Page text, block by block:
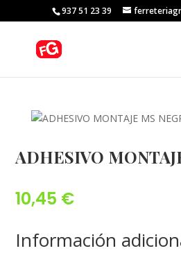
937 51 23 39
ADHESIVO
10,45 €
Información